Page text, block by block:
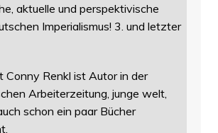
aktuelle und perspektivische
Imperialismus! 3. und letzter
Conny Renkl ist Autor in der
Arbeiterzeitung, junge welt,
schon ein paar Bücher